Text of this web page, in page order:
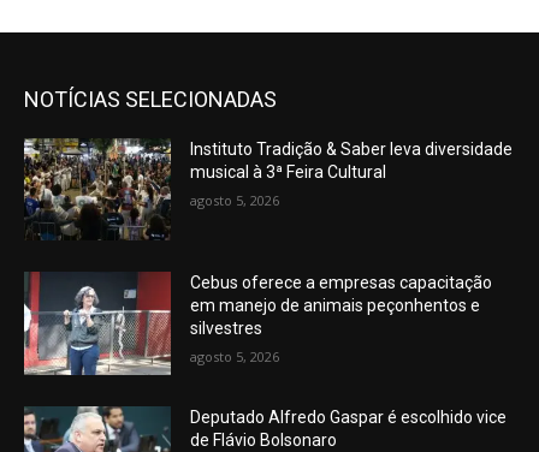
NOTÍCIAS SELECIONADAS
Instituto Tradição & Saber leva diversidade
musical à 3ª Feira Cultural
agosto 5, 2026
Cebus oferece a empresas capacitação
em manejo de animais peçonhentos e
silvestres
agosto 5, 2026
Deputado Alfredo Gaspar é escolhido vice
de Flávio Bolsonaro